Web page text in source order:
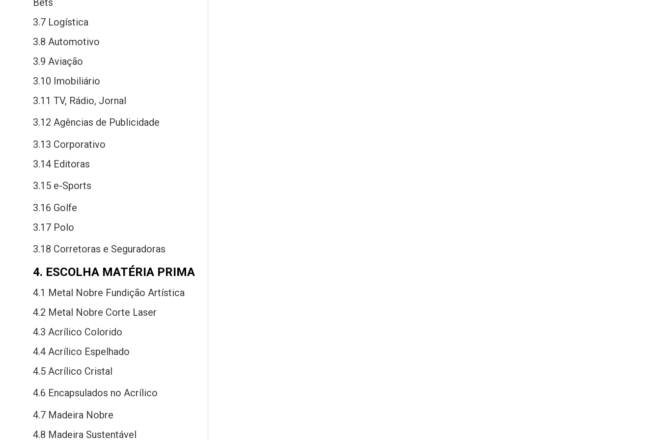
Bets
3.7 Logística
3.8 Automotivo
3.9 Aviação
3.10 Imobiliário
3.11 TV, Rádio, Jornal
3.12 Agências de Publicidade
3.13 Corporativo
3.14 Editoras
3.15 e-Sports
3.16 Golfe
3.17 Polo
3.18 Corretoras e Seguradoras
4. ESCOLHA MATÉRIA PRIMA
4.1 Metal Nobre Fundição Artística
4.2 Metal Nobre Corte Laser
4.3 Acrílico Colorido
4.4 Acrílico Espelhado
4.5 Acrílico Cristal
4.6 Encapsulados no Acrílico
4.7 Madeira Nobre
4.8 Madeira Sustentável